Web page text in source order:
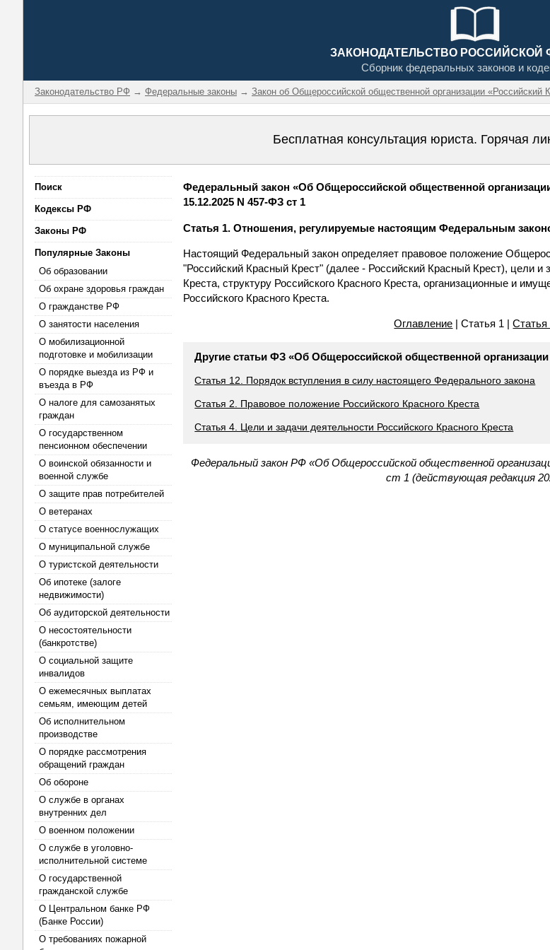
ЗАКОНОДАТЕЛЬСТВО РОССИЙСКОЙ
Сборник федеральных законов и
Законодательство РФ → Федеральные законы → Закон об Общероссийской общественной организации «Российский
Бесплатная консультация юриста. Горячая
Поиск
Кодексы РФ
Законы РФ
Популярные Законы
Об образовании
Об охране здоровья граждан
О гражданстве РФ
О занятости населения
О мобилизационной
подготовке и мобилизации
О порядке выезда из РФ и
въезда в РФ
О налоге для самозанятых
граждан
О государственном
пенсионном обеспечении
О воинской обязанности и
военной службе
О защите прав потребителей
О ветеранах
О статусе военнослужащих
О муниципальной службе
О туристской деятельности
Об ипотеке (залоге
недвижимости)
Об аудиторской деятельности
О несостоятельности
(банкротстве)
О социальной защите
инвалидов
О ежемесячных выплатах
семьям, имеющим детей
Об исполнительном
производстве
О порядке рассмотрения
обращений граждан
Об обороне
О службе в органах
внутренних дел
О военном положении
О службе в уголовно-
исполнительной системе
О государственной
гражданской службе
О Центральном банке РФ
(Банке России)
О требованиях пожарной
Федеральный закон «Об Общероссийской общественной
15.12.2025 N 457-ФЗ ст 1
Статья 1. Отношения, регулируемые настоящим Федеральным
Настоящий Федеральный закон определяет правовое положение
"Российский Красный Крест" (далее - Российский Красный Крест), цели и
Креста, структуру Российского Красного Креста, организационные и
Российского Красного Креста.
Оглавление | Статья 1 |Статья
Другие статьи ФЗ «Об Общероссийской общественной
Статья 12. Порядок вступления в силу настоящего Федерального закона
Статья 2. Правовое положение Российского Красного Креста
Статья 4. Цели и задачи деятельности Российского Красного Креста
Федеральный закон РФ «Об Общероссийской общественной
ст 1 (действующая редакция